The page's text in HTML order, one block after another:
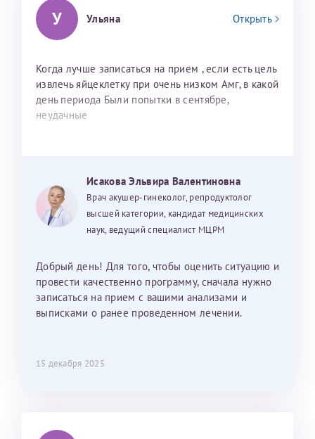
У Ульяна Открыть
Когда лучше записаться на прием , если есть цель
извлечь яйцеклетку при очень низком Амг, в какой
день периода Были попытки в сентябре,
неудачные
Исакова Эльвира Валентиновна
Врач акушер-гинеколог, репродуктолог
высшей категории, кандидат медицинских
наук, ведущий специалист МЦРМ
Добрый день! Для того, чтобы оценить ситуацию и
провести качественно программу, сначала нужно
записаться на прием с вашими анализами и
выписками о ранее проведенном лечении.
15 декабря 2025